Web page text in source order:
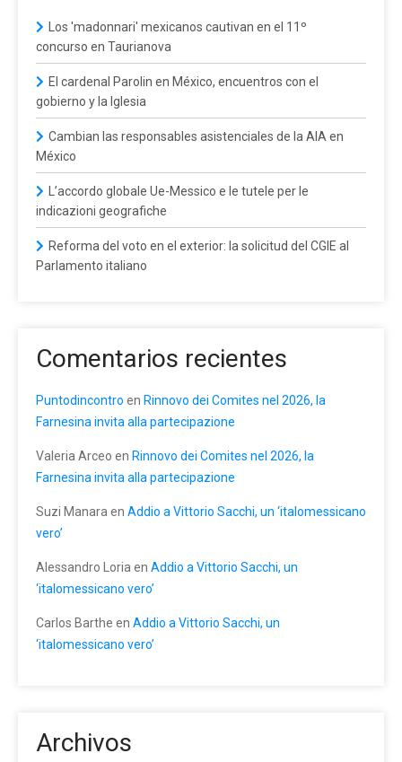
Los 'madonnari' mexicanos cautivan en el 11º
concurso en Taurianova
El cardenal Parolin en México, encuentros con el
gobierno y la Iglesia
Cambian las responsables asistenciales de la AIA en
México
L’accordo globale Ue-Messico e le tutele per le
indicazioni geografiche
Reforma del voto en el exterior: la solicitud del CGIE al
Parlamento italiano
Comentarios recientes
Puntodincontro en Rinnovo dei Comites nel 2026, la
Farnesina invita alla partecipazione
Valeria Arceo en Rinnovo dei Comites nel 2026, la
Farnesina invita alla partecipazione
Suzi Manara en Addio a Vittorio Sacchi, un ‘italomessicano
vero’
Alessandro Loria en Addio a Vittorio Sacchi, un
‘italomessicano vero’
Carlos Barthe en Addio a Vittorio Sacchi, un
‘italomessicano vero’
Archivos